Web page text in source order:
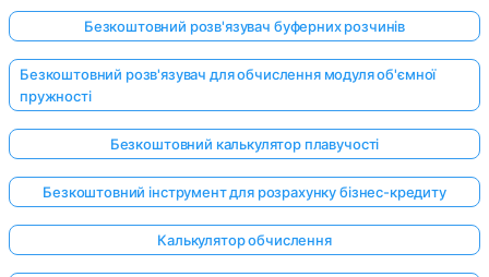
Безкоштовний розв'язувач буферних розчинів
Безкоштовний розв'язувач для обчислення модуля об'ємної
пружності
Безкоштовний калькулятор плавучості
Безкоштовний інструмент для розрахунку бізнес-кредиту
Калькулятор обчислення